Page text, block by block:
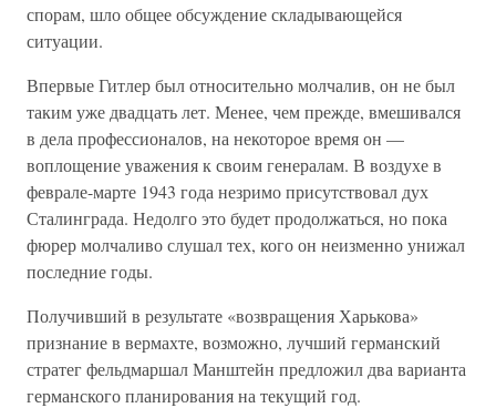
спорам, шло общее обсуждение складывающейся
ситуации.
Впервые Гитлер был относительно молчалив, он не был
таким уже двадцать лет. Менее, чем прежде, вмешивался
в дела профессионалов, на некоторое время он —
воплощение уважения к своим генералам. В воздухе в
феврале-марте 1943 года незримо присутствовал дух
Сталинграда. Недолго это будет продолжаться, но пока
фюрер молчаливо слушал тех, кого он неизменно унижал
последние годы.
Получивший в результате «возвращения Харькова»
признание в вермахте, возможно, лучший германский
стратег фельдмаршал Манштейн предложил два варианта
германского планирования на текущий год.